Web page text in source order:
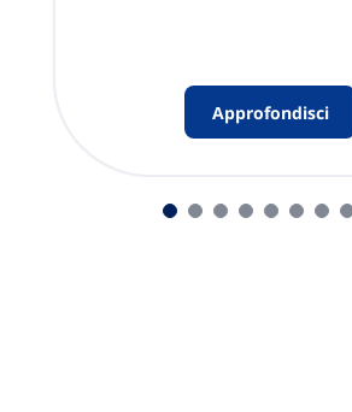
Approfondisci